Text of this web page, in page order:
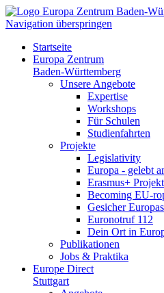
Navigation überspringen
Startseite
Europa Zentrum
Baden-Württemberg
Unsere Angebote
Expertise
Workshops
Für Schulen
Studienfahrten
Projekte
Legislativity
Europa - gelebt
Erasmus+
Becoming EU-
Gesicher
Euronotruf 112
Dein Ort in
Publikationen
Jobs & Praktika
Europe Direct
Stuttgart